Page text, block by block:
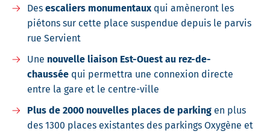
Des escaliers monumentauxqui amèneront les
piétons sur cette place suspendue depuis le parvis
rue Servient
Une nouvelle liaison Est-Ouest au rez-de-
chaussée qui permettra une connexion directe
entre la gare et le centre-ville
Plus de 2000 nouvelles places de parking en plus
des 1300 places existantes des parkings Oxygène et